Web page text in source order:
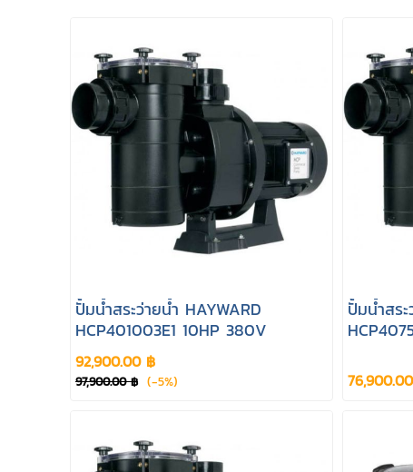
ปั้มน้ำสระว่ายน้ำ HAYWARD
HCP401003E1 10HP 380V
92,900.00 ฿
97,900.00 ฿ (-5%)
ปั้มน้ำสร